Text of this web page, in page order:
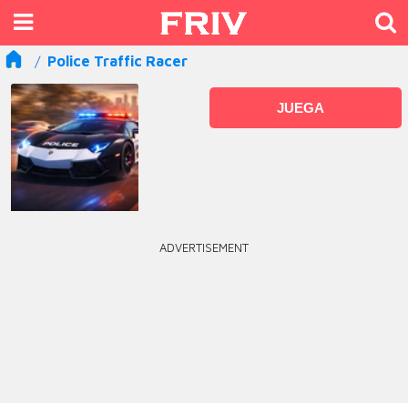
Police Traffic Racer
JUEGA
ADVERTISEMENT